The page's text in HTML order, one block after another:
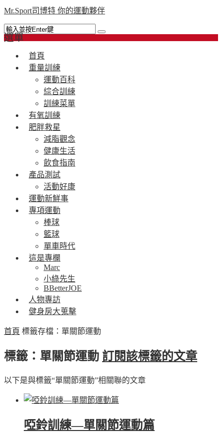
Mr.Sport司博特 你的運動夥伴
選單
首頁
重量訓練
運動百科
綜合訓練
訓練菜單
有氧訓練
肥胖救星
減脂觀念
健康生活
飲食指南
產品測試
活動好康
運動新鮮事
專項運動
棒球
籃球
單車時代
這是專欄
Marc
小綠先生
BBetterJOE
人物專訪
健身房大蒐擊
首頁 標籤存檔：單關節運動
標籤：單關節運動 訂閱該標籤的文章
以下是與標籤“單關節運動”相關聯的文章
啞鈴訓練—單關節運動篇